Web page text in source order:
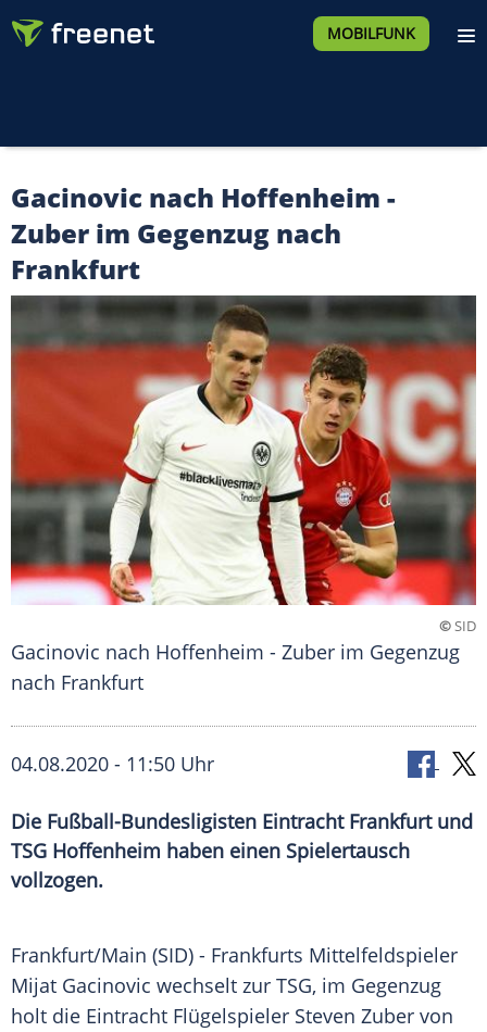
MOBILFUNK
Gacinovic nach Hoffenheim -
Zuber im Gegenzug nach
Frankfurt
©SID
Gacinovic nach Hoffenheim - Zuber im Gegenzug
nach Frankfurt
04.08.2020 - 11:50 Uhr
Die Fußball-Bundesligisten Eintracht Frankfurt und
TSG Hoffenheim haben einen Spielertausch
vollzogen.
Frankfurt/Main (SID) - Frankfurts Mittelfeldspieler
Mijat Gacinovic wechselt zur TSG, im Gegenzug
holt die Eintracht Flügelspieler Steven Zuber von